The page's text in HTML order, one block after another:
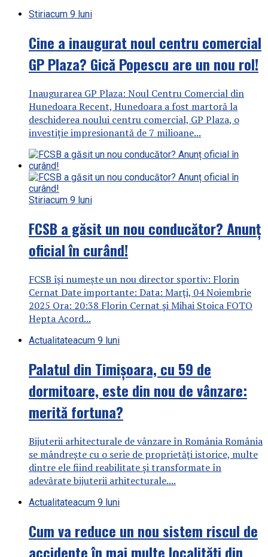
Stiriacum 9 luni
Cine a inaugurat noul centru comercial
GP Plaza? Gică Popescu are un nou rol!
Inaugurarea GP Plaza: Noul Centru Comercial din
Hunedoara Recent, Hunedoara a fost martoră la
deschiderea noului centru comercial, GP Plaza, o
investiție impresionantă de 7 milioane...
Stiriacum 9 luni
FCSB a găsit un nou conducător? Anunț
oficial în curând!
FCSB își numește un nou director sportiv: Florin
Cernat Date importante: Data: Marți, 04 Noiembrie
2025 Ora: 20:38 Florin Cernat și Mihai Stoica FOTO
Hepta Acord...
Actualitateacum 9 luni
Palatul din Timișoara, cu 59 de
dormitoare, este din nou de vânzare:
merită fortuna?
Bijuterii arhitecturale de vânzare în România România
se mândrește cu o serie de proprietăți istorice, multe
dintre ele fiind reabilitate și transformate în
adevărate bijuterii arhitecturale....
Actualitateacum 9 luni
Cum va reduce un nou sistem riscul de
accidente în mai multe localități din